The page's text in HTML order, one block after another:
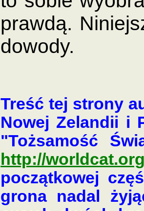
prawdą.
dowody.
Treść tej strony
Nowej Zelandii i
"Tożsamość
http://
początkowej
grona nadal